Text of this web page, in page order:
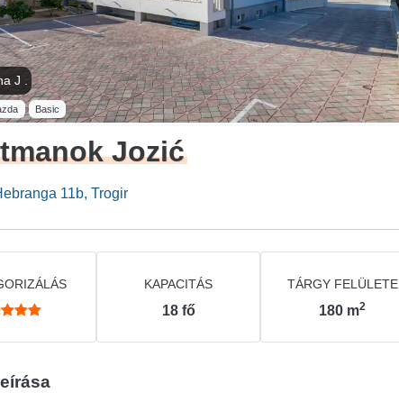
J .
Basic
Jozić
11b, Trogir
KAPACITÁS
18 fő
TÁRGY FELÜLETE
180 m2